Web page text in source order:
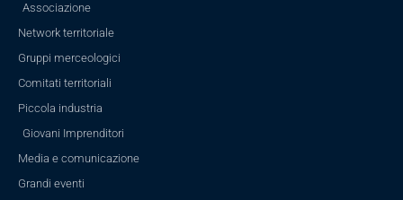
Associazione
Network territoriale
Gruppi merceologici
Comitati territoriali
Piccola industria
Giovani Imprenditori
Media e comunicazione
Grandi eventi